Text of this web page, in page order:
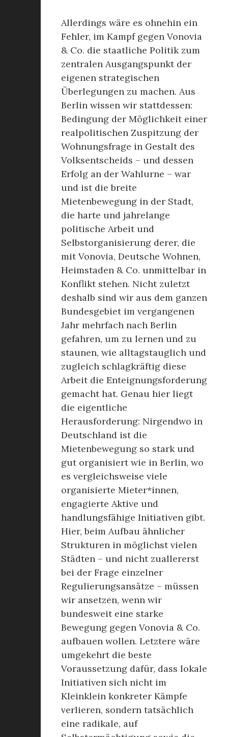
Allerdings wäre es ohnehin ein
Fehler, im Kampf gegen Vonovia
& Co. die staatliche Politik zum
zentralen Ausgangspunkt der
eigenen strategischen
Überlegungen zu machen. Aus
Berlin wissen wir stattdessen:
Bedingung der Möglichkeit einer
realpolitischen Zuspitzung der
Wohnungsfrage in Gestalt des
Volksentscheids – und dessen
Erfolg an der Wahlurne – war
und ist die breite
Mietenbewegung in der Stadt,
die harte und jahrelange
politische Arbeit und
Selbstorganisierung derer, die
mit Vonovia, Deutsche Wohnen,
Heimstaden & Co. unmittelbar in
Konflikt stehen. Nicht zuletzt
deshalb sind wir aus dem ganzen
Bundesgebiet im vergangenen
Jahr mehrfach nach Berlin
gefahren, um zu lernen und zu
staunen, wie alltagstauglich und
zugleich schlagkräftig diese
Arbeit die Enteignungsforderung
gemacht hat. Genau hier liegt
die eigentliche
Herausforderung: Nirgendwo in
Deutschland ist die
Mietenbewegung so stark und
gut organisiert wie in Berlin, wo
es vergleichsweise viele
organisierte Mieter*innen,
engagierte Aktive und
handlungsfähige Initiativen gibt.
Hier, beim Aufbau ähnlicher
Strukturen in möglichst vielen
Städten – und nicht zuallererst
bei der Frage einzelner
Regulierungsansätze – müssen
wir ansetzen, wenn wir
bundesweit eine starke
Bewegung gegen Vonovia & Co.
aufbauen wollen. Letztere wäre
umgekehrt die beste
Voraussetzung dafür, dass lokale
Initiativen sich nicht im
Kleinklein konkreter Kämpfe
verlieren, sondern tatsächlich
eine radikale, auf